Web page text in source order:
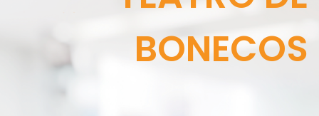
BONECOS